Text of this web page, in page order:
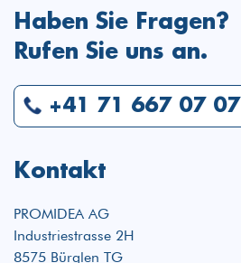
Haben Sie Fragen?
Rufen Sie uns an.
+41 71 667 07 07
Kontakt
PROMIDEA AG
Industriestrasse 2H
8575 Bürglen TG